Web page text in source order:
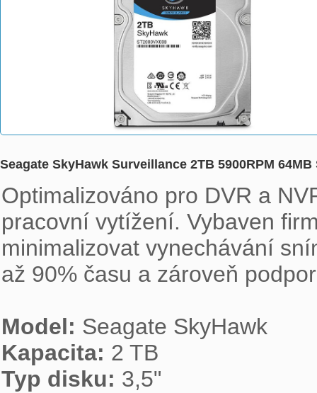
Seagate SkyHawk Surveillance 2TB 5900RPM 64MB
Optimalizováno pro DVR a
pracovní vytížení. Vybaven
minimalizovat vynechávání
až 90% času a zároveň
Model:
Kapacita:
Typ disku: 3,5"